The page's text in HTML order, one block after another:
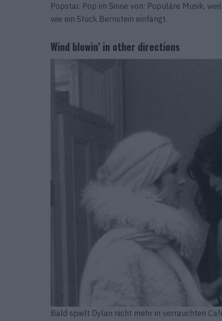
Popstar. Pop im Sinne von: Populäre Musik,
wie ein Stück Bernstein einfängt.
Wind blowin’ in other directions
Bald spielt Dylan nicht mehr in verrauchten